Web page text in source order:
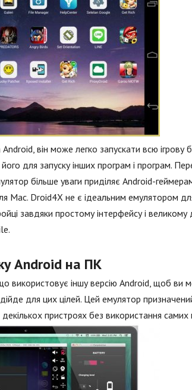
він може легко запускати всю ігрову
для запуску інших програм і програм.
більше уваги приділяє Android-
Mac. Droid4X не є ідеальним емулятором
завдяки простому інтерфейсу і великому
Android на ПК
використовує іншу версію Android, щоб ви
для цих цілей. Цей емулятор
пристроях без використання самих